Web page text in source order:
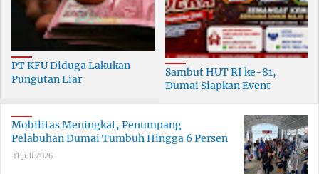
PT KFU Diduga Lakukan
Pungutan Liar
Dumai
Sambut HUT RI ke-81,
Dumai Siapkan Event
Mobilitas Meningkat, Penumpang
Pelabuhan Dumai Tumbuh Hingga 6 Persen
31 Juli 2026